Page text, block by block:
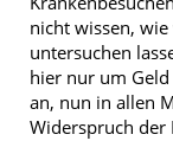
nicht wissen,
untersuchen
hier nur um Geld
an, nun in allen
Widerspruch der